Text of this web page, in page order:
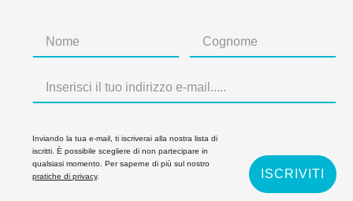
Inviando la tua e-mail, ti iscriverai alla nostra lista di
iscritti. È possibile scegliere di non partecipare in
qualsiasi momento. Per saperne di più sul nostro
pratiche di privacy. ISCRIVITI